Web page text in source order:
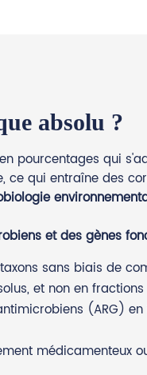
absolu ?
pourcentages qui
qui entraîne des
et des gènes
sans biais de
et non en
(ARG)
médicamenteux